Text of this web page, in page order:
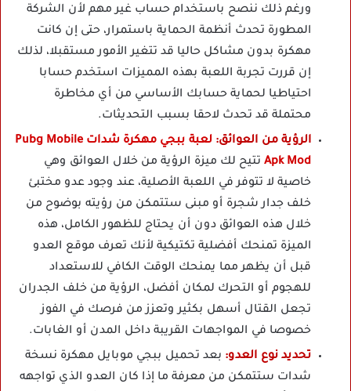
ورغم ذلك ننصح باستخدام حساب غير مهم لأن الشركة
المطورة تحدث أنظمة الحماية باستمرار، حتى إن كانت
مهكرة بدون مشاكل حاليا قد تتغير الأمور مستقبلا، لذلك
إن قررت تجربة اللعبة بهذه المميزات استخدم حسابا
احتياطيا لحماية حسابك الأساسي من أي مخاطرة
محتملة قد تحدث لاحقا بسبب التحديثات.
الرؤية من العوائق:
لعبة ببجي مهكرة شدات Pubg Mobile
Apk Mod تتيح لك ميزة الرؤية من خلال العوائق وهي
خاصية لا تتوفر في اللعبة الأصلية، عند وجود عدو مختبئ
خلف جدار شجرة أو مبنى ستتمكن من رؤيته بوضوح من
خلال هذه العوائق دون أن يحتاج للظهور الكامل، هذه
الميزة تمنحك أفضلية تكتيكية لأنك تعرف موقع العدو
قبل أن يظهر مما يمنحك الوقت الكافي للاستعداد
للهجوم أو التحرك لمكان أفضل، الرؤية من خلف الجدران
تجعل القتال أسهل بكثير وتعزز من فرصك في الفوز
خصوصا في المواجهات القريبة داخل المدن أو الغابات.
تحديد نوع العدو: بعد تحميل ببجي موبايل مهكرة نسخة
شدات ستتمكن من معرفة ما إذا كان العدو الذي تواجهه